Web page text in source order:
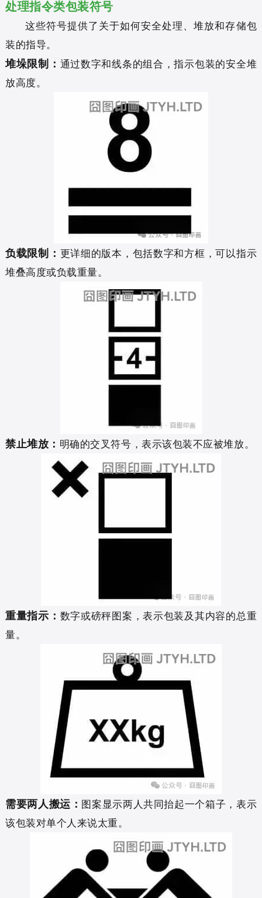
处理指令类包装符号
这些符号提供了关于如何安全处理、堆放和存储包
装的指导。
堆垛限制： 通过数字和线条的组合，指示包装的安全堆
放高度。
负载限制： 更详细的版本，包括数字和方框，可以指示
堆叠高度或负载重量。
禁止堆放： 明确的交叉符号，表示该包装不应被堆放。
重量指示： 数字或磅秤图案，表示包装及其内容的总重
量。
需要两人搬运： 图案显示两人共同抬起一个箱子，表示
该包装对单个人来说太重。